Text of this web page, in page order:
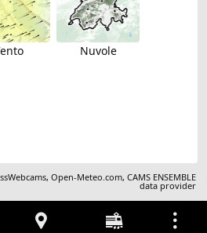
Nuvole
,Open-Meteo.com,CAMS ENSEMBLE
data provider